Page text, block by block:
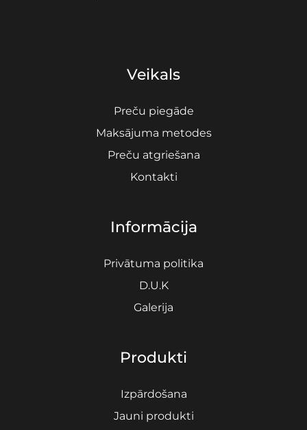
Veikals
Preču piegāde
Maksājuma metodes
Preču atgriešana
Kontakti
Informācija
Privātuma politika
D.U.K
Galerija
Produkti
Izpārdošana
Jauni produkti